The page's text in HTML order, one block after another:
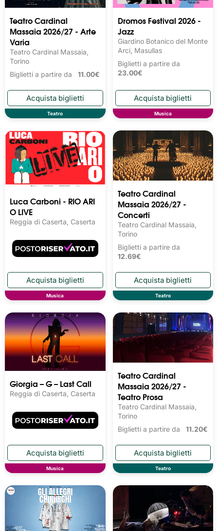
Teatro Cardinal
Massaia 2026/27 - Arte
Varia
Teatro Cardinal Massaia,
Torino
Biglietti a partire da 11.00€
Teatro
Dromos Festival 2026 -
Jazz
Giardino Botanico del Monte
Arci, Masullas
Biglietti a partire da
23.00€
Musica
Luca Carboni - RIO ARI
O LIVE
Reggia di Caserta, Caserta
Musica
Teatro Cardinal
Massaia 2026/27 -
Concerti
Teatro Cardinal Massaia,
Torino
Biglietti a partire da
12.69€
Teatro
Giorgia – G – Last Call
Reggia di Caserta, Caserta
Musica
Teatro Cardinal
Massaia 2026/27 -
Teatro Prosa
Teatro Cardinal Massaia,
Torino
Biglietti a partire da 11.20€
Teatro